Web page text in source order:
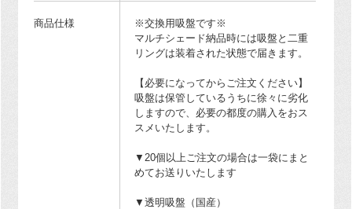
商品仕様
※交換用吸盤です※
マルチシェード納品時には吸盤と二重
リングは装着された状態で届きます。
【必要になってからご注文ください】
吸盤は保管しているうちに徐々に劣化
しますので、必要の都度の購入をおス
スメいたします。
▼20個以上ご注文の場合は一袋にまと
めてお送りいたします
▼透明吸盤（国産）